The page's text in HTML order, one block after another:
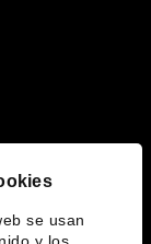
se usan